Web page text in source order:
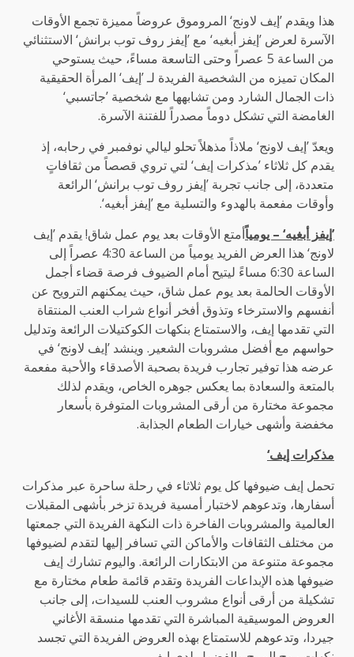
هذا ويقدم ’إيف لاونج‘ المروموق عروضاً مميزة تجمع الأوقات
الآسرة لعرض ’إيفز أبغيه‘ مع ’إيفز روف توب برانش‘ الاستثنائي
من الساعة 5 عصراً وحتى التاسعة مساءً، حيث يستوحي
المكان تميزه من الشخصية الفريدة لـ ’إيف‘ المرأة الحقيقية
ذات الجمال الشارد ومن تشابهها مع شخصية ’جاتسبي‘
الغامضة التي تشكل دوماً مصدراً للفتنة الآسرة.
ويعدّ ’إيف لاونج‘ ملاذاً مذهلاً تحلو ليالي نوفمبر في رحابه، إذ
يقدم كل ثلاثاء ’مذكرات إيف‘ لتي تروي قصصاً من ثقافاتٍ
متعددة، إلى جانب تجربة ’إيفز روف توب برانش‘ الرائعة
وأوقات مفعمة بالهدوء والتسلية مع ’إيفز أبغيه‘.
’إيفز أبغيه‘ – يومياًأمتع الأوقات بعد يوم عمل شاق! يقدم ’إيف
لاونج‘ هذا العرض الفريد يومياً من الساعة 4:30 عصراً إلى
الساعة 6:30 مساءً ليتيح أمام الضيوف فرصة قضاء أجمل
الأوقات الحالمة بعد يوم عمل شاق، حيث يمكنهم الترويح عن
أنفسهم والاسترخاء وتذوق أفخر أنواع شراب العنب المنتقاة
التي تقدمها إيف، والاستمتاع بنكهات الكوكتيلات الرائعة وتدليل
حواسهم مع أفضل مشروبات الشعير. وينشد ’إيف لاونج‘ في
عرضه هذا توفير تجارب فريدة بصحبة الأصدقاء والأحبة مفعمة
بالمتعة والسعادة بما يعكس جوهره الخاص، ويقدم لذلك
مجموعة مختارة من أرقى المشروبات المتوفرة بأسعار
مخفضة وأشهى خيارات الطعام الجذابة.
مذكرات إيف‘
تحمل إيف ضيوفها كل يوم ثلاثاء في رحلة ساحرة عبر مذكرات
أسفارها، وتدعوهم لاختبار أمسية فريدة تزخر بأشهى المقبلات
العالمية والمشروبات الفاخرة ذات النكهة الفريدة التي جمعتها
من مختلف الثقافات والأماكن التي تسافر إليها لتقدم لضيوفها
مجموعة متنوعة من الابتكارات الرائعة. واليوم تشارك إيف
ضيوفها هذه الإبداعات الفريدة وتقدم قائمة طعام مختارة مع
تشكيلة من أرقى أنواع مشروب العنب للسيدات، إلى جانب
العروض الموسيقية المباشرة التي تقدمها منسقة الأغاني
جيردا، وتدعوهم للاستمتاع بهذه العروض الفريدة التي تجسد